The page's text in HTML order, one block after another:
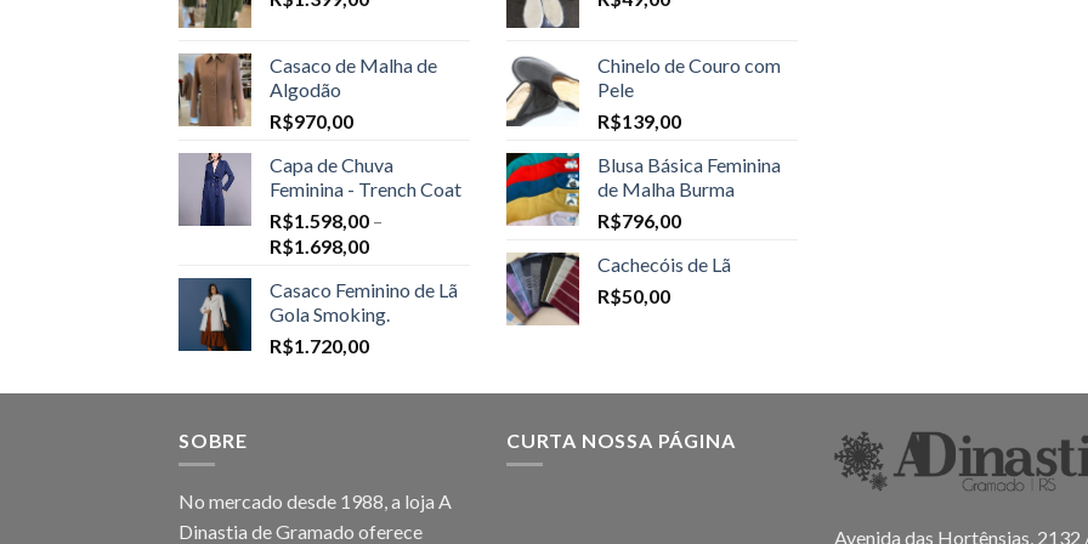
Casaco de Malha de
Algodão
R$970,00
Capa de Chuva
Feminina - Trench Coat
R$1.598,00 –
R$1.698,00Price
R$1.598,00
through
R$1.698,00
Casaco Feminino de Lã
Gola Smoking.
R$1.720,00
Chinelo de Couro com
Pele
R$139,00
Blusa Básica Feminina
de Malha Burma
R$796,00
Cachecóis de Lã
R$50,00
SOBRE
No mercado desde 1988, a loja A
Dinastia de Gramado oferece
CURTA NOSSA PÁGINA
Avenida das Hortênsias, 2132